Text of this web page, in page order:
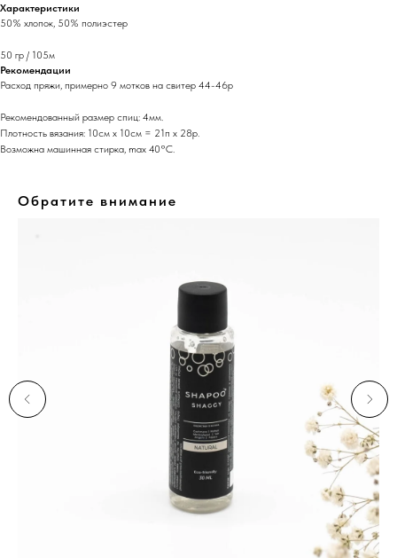
Характеристики
50% хлопок, 50% полиэстер
50 гр / 105м
Рекомендации
Расход пряжи, примерно 9 мотков на свитер 44-46р
Рекомендованный размер спиц: 4мм.
Плотность вязания: 10см х 10см = 21п х 28р.
Возможна машинная стирка, max 40°C.
Обратите внимание